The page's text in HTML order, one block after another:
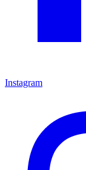
Instagram